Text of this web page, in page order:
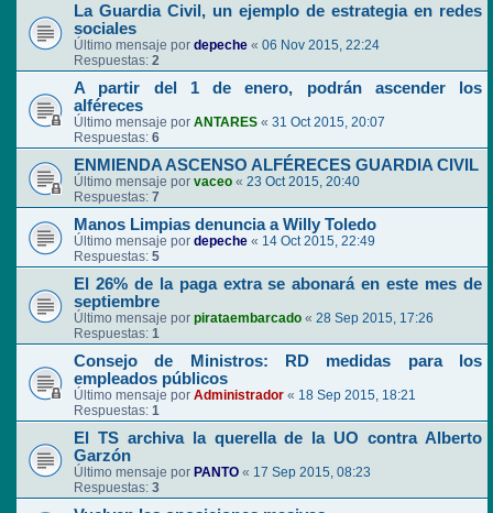
La Guardia Civil, un ejemplo de estrategia en redes
sociales
Último mensaje por depeche « 06 Nov 2015, 22:24
Respuestas: 2
A partir del 1 de enero, podrán ascender los
alféreces
Último mensaje por ANTARES « 31 Oct 2015, 20:07
Respuestas: 6
ENMIENDA ASCENSO ALFÉRECES GUARDIA CIVIL
Último mensaje por vaceo « 23 Oct 2015, 20:40
Respuestas: 7
Manos Limpias denuncia a Willy Toledo
Último mensaje por depeche « 14 Oct 2015, 22:49
Respuestas: 5
El 26% de la paga extra se abonará en este mes de
septiembre
Último mensaje por pirataembarcado « 28 Sep 2015, 17:26
Respuestas: 1
Consejo de Ministros: RD medidas para los
empleados públicos
Último mensaje por Administrador « 18 Sep 2015, 18:21
Respuestas: 1
El TS archiva la querella de la UO contra Alberto
Garzón
Último mensaje por PANTO « 17 Sep 2015, 08:23
Respuestas: 3